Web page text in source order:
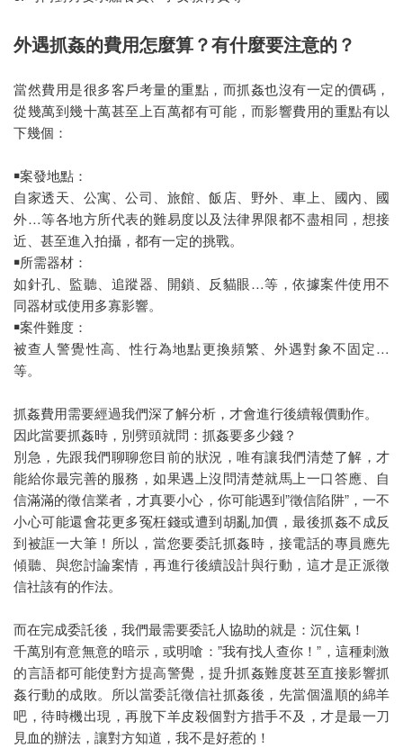
外遇抓姦的費用怎麼算？有什麼要注意的？
當然費用是很多客戶考量的重點，而抓姦也沒有一定的價碼，
從幾萬到幾十萬甚至上百萬都有可能，而影響費用的重點有以
下幾個：
￭案發地點：
自家透天、公寓、公司、旅館、飯店、野外、車上、國內、國
外…等各地方所代表的難易度以及法律界限都不盡相同，想接
近、甚至進入拍攝，都有一定的挑戰。
￭所需器材：
如針孔、監聽、追蹤器、開鎖、反貓眼…等，依據案件使用不
同器材或使用多寡影響。
￭案件難度：
被查人警覺性高、性行為地點更換頻繁、外遇對象不固定…
等。
抓姦費用需要經過我們深了解分析，才會進行後續報價動作。
因此當要抓姦時，別劈頭就問：抓姦要多少錢？
別急，先跟我們聊聊您目前的狀況，唯有讓我們清楚了解，才
能給你最完善的服務，如果遇上沒問清楚就馬上一口答應、自
信滿滿的徵信業者，才真要小心，你可能遇到”徵信陷阱”，一不
小心可能還會花更多冤枉錢或遭到胡亂加價，最後抓姦不成反
到被誆一大筆！所以，當您要委託抓姦時，接電話的專員應先
傾聽、與您討論案情，再進行後續設計與行動，這才是正派徵
信社該有的作法。
而在完成委託後，我們最需要委託人協助的就是：沉住氣！
千萬別有意無意的暗示，或明嗆：”我有找人查你！”，這種刺激
的言語都可能使對方提高警覺，提升抓姦難度甚至直接影響抓
姦行動的成敗。所以當委託徵信社抓姦後，先當個溫順的綿羊
吧，待時機出現，再脫下羊皮殺個對方措手不及，才是最一刀
見血的辦法，讓對方知道，我不是好惹的！